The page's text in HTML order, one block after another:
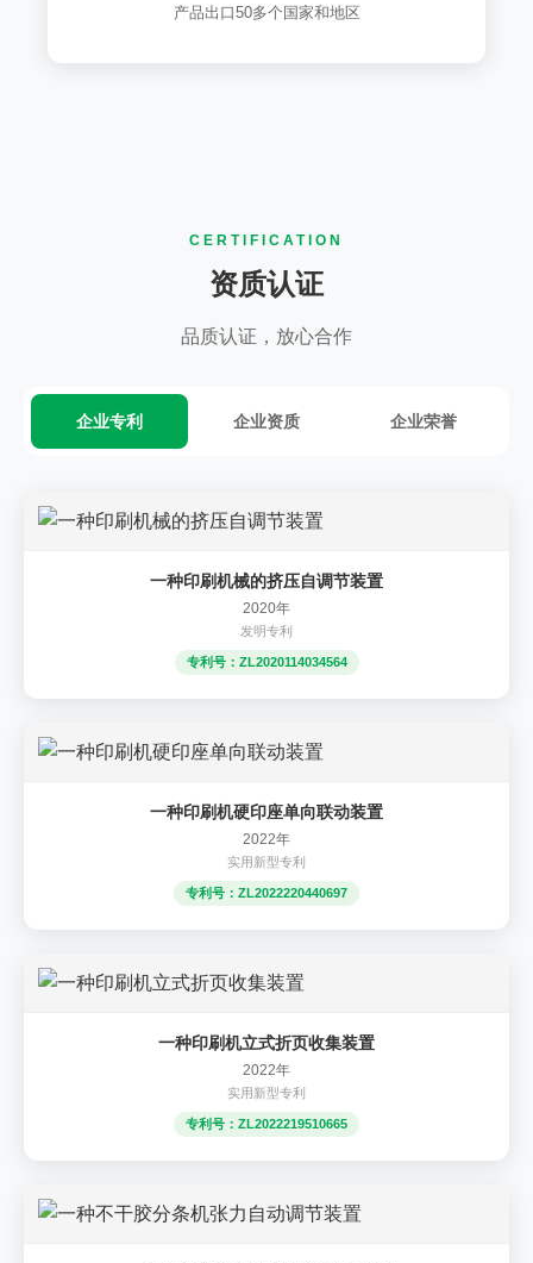
产品出口50多个国家和地区
CERTIFICATION
资质认证
品质认证，放心合作
企业专利 企业资质 企业荣誉
一种印刷机械的挤压自调节装置
2020年
发明专利
专利号：ZL2020114034564
一种印刷机硬印座单向联动装置
2022年
实用新型专利
专利号：ZL2022220440697
一种印刷机立式折页收集装置
2022年
实用新型专利
专利号：ZL2022219510665